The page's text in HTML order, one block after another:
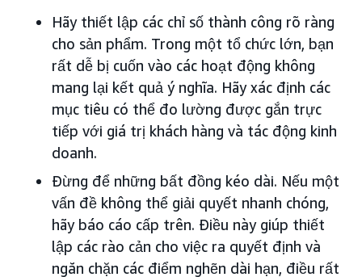
Hãy thiết lập các chỉ số thành công rõ ràng
cho sản phẩm. Trong một tổ chức lớn, bạn
rất dễ bị cuốn vào các hoạt động không
mang lại kết quả ý nghĩa. Hãy xác định các
mục tiêu có thể đo lường được gắn trực
tiếp với giá trị khách hàng và tác động kinh
doanh.
Đừng để những bất đồng kéo dài. Nếu một
vấn đề không thể giải quyết nhanh chóng,
hãy báo cáo cấp trên. Điều này giúp thiết
lập các rào cản cho việc ra quyết định và
ngăn chặn các điểm nghẽn dài hạn, điều rất